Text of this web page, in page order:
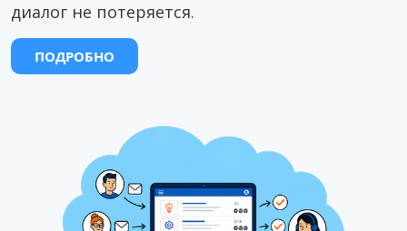
диалог не потеряется.
ПОДРОБНО